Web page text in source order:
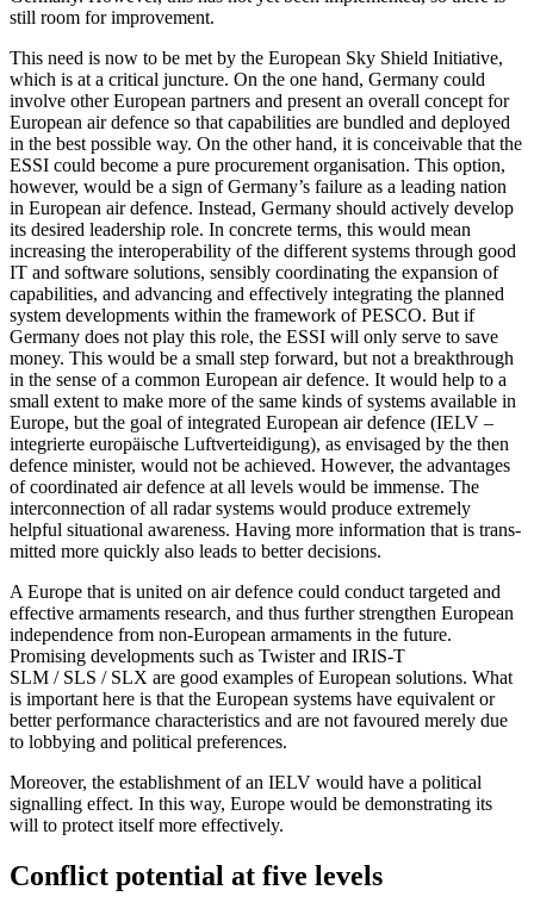
still room for improvement.
This need is now to be met by the Euro­pean Sky Shield Initiative,
which is at a critical juncture. On the one hand, Ger­many could
involve other European part­ners and present an overall concept for
Euro­pean air defence so that capabilities are bundled and deployed
in the best pos­sible way. On the other hand, it is conceiv­able that the
ESSI could become a pure procurement organisation. This option,
however, would be a sign of Germany’s failure as a leading nation
in European air defence. Instead, Germany should actively develop
its desired leadership role. In con­crete terms, this would mean
increasing the interoperability of the different systems through good
IT and software solutions, sensibly coordinating the expansion of
capabilities, and advancing and effectively integrating the planned
system developments within the framework of PESCO. But if
Germany does not play this role, the ESSI will only serve to save
money. This would be a small step forward, but not a breakthrough
in the sense of a common Euro­pean air defence. It would help to a
small extent to make more of the same kinds of systems available in
Europe, but the goal of integrated European air defence (IELV –
integrierte europäische Luftverteidigung), as envisaged by the then
defence minister, would not be achieved. However, the ad­vantages
of coordinated air defence at all levels would be immense. The
interconnec­tion of all radar systems would produce extremely
helpful situational awareness. Having more information that is trans­
mitted more quickly also leads to better decisions.
A Europe that is united on air defence could conduct targeted and
effective arma­ments research, and thus further strengthen European
independence from non-Euro­pean armaments in the future.
Promising developments such as Twister and IRIS-T
SLM / SLS / SLX are good examples of Euro­pean solutions. What
is important here is that the European systems have equivalent or
better performance characteristics and are not favoured merely due
to lobbying and political preferences.
Moreover, the establishment of an IELV would have a political
signalling effect. In this way, Europe would be demonstrating its
will to protect itself more effectively.
Conflict potential at five levels